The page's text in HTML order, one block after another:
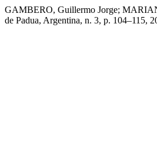
GAMBERO, Guillermo Jorge;
de Padua, Argentina, n. 3, p. 104–115,